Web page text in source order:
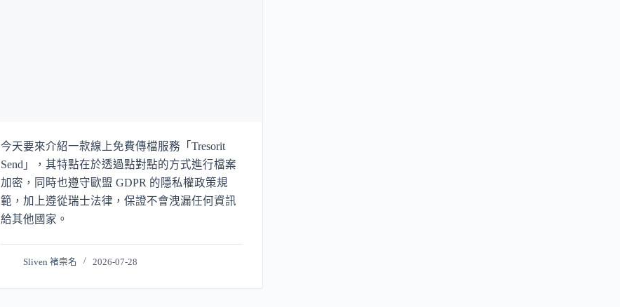
今天要來介紹一款線上免費傳檔服務「Tresorit
Send」，其特點在於透過點對點的方式進行檔案
加密，同時也遵守歐盟 GDPR 的隱私權政策規
範，加上遵從瑞士法律，保證不會洩漏任何資訊
給其他國家。
Sliven 褚崇名 2026-07-28